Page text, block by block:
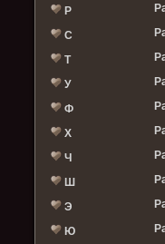
Р
С
Т
У
Ф
Х
Ч
Ш
Э
Ю